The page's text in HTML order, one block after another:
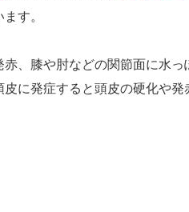
す。
、膝や肘などの関節面に水っ
に発症すると頭皮の硬化や発